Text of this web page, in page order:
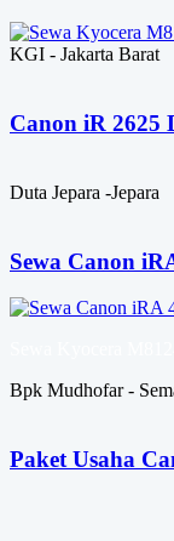
KGI - Jakarta Barat
Canon iR 2625
Duta Jepara -Jepara
Sewa Canon
Bpk Mudhofar -
Paket Usaha